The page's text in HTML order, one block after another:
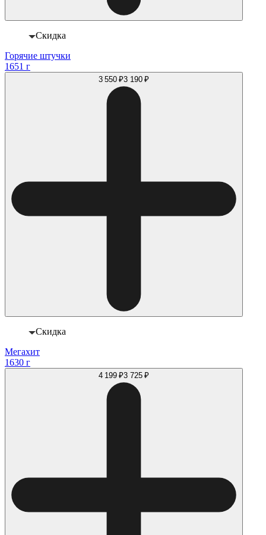
Скидка
Горячие штучки
1651 г
3 550 ₽3 190 ₽
Скидка
Мегахит
1630 г
4 199 ₽3 725 ₽